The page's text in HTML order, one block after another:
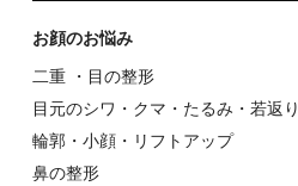
お顔のお悩み
⼆重 ・⽬の整形
⽬元のシワ・クマ・たるみ・若返り
輪郭・⼩顔・リフトアップ
⿐の整形